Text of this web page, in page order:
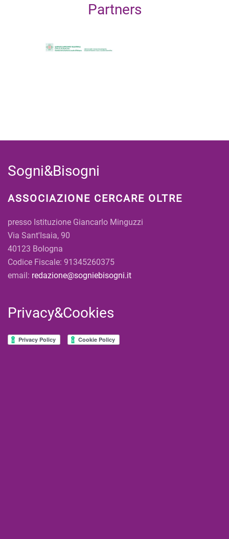
Partners
Sogni&Bisogni
ASSOCIAZIONE CERCARE OLTRE
presso Istituzione Giancarlo Minguzzi
Via Sant'Isaia, 90
40123 Bologna
Codice Fiscale: 91345260375
email: redazione@sogniebisogni.it
Privacy&Cookies